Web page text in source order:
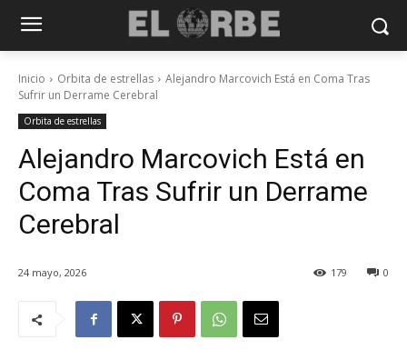
Inicio Orbita de estrellas
Alejandro Marcovich Está en Coma Tras
Sufrir un Derrame Cerebral
Orbita de estrellas
Alejandro Marcovich Está en
Coma Tras Sufrir un Derrame
Cerebral
24 mayo, 2026 0
179